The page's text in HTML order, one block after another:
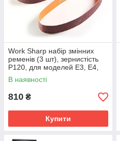
Work Sharp набір змінних
ременів (3 шт), зернистість
P120, для моделей E3, E4,
E5, PRO ELECTRIC KITCHEN
KNIFE SHARPENER
В наявності
810 ₴
Купити